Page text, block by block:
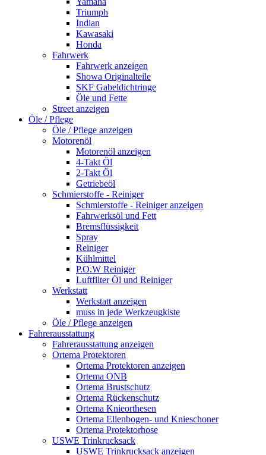
Triumph
Indian
Kawasaki
Honda
Fahrwerk
Fahrwerk anzeigen
Showa Originalteile
SKF Gabeldichtringe
Öle und Fette
Street anzeigen
Öle / Pflege
Öle / Pflege anzeigen
Motorenöl
Motorenöl anzeigen
4-Takt Öl
2-Takt Öl
Getriebeöl
Schmierstoffe - Reiniger
Schmierstoffe - Reiniger anzeigen
Fahrwerksöl und Fett
Bremsflüssigkeit
Spray
Reiniger
Kühlmittel
P.O.W Reiniger
Luftfilter Öl und Reiniger
Werkstatt
Werkstatt anzeigen
muss in jede Werkzeugkiste
Öle / Pflege anzeigen
Fahrerausstattung
Fahrerausstattung anzeigen
Ortema Protektoren
Ortema Protektoren anzeigen
Ortema ONB
Ortema Brustschutz
Ortema Rückenschutz
Ortema Knieorthesen
Ortema Ellenbogen- und Knieschoner
Ortema Protektorhose
USWE Trinkrucksack
USWE Trinkrucksack anzeigen